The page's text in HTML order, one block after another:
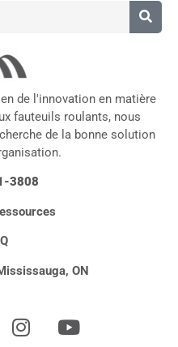
de l'innovation en matière
fauteuils roulants, nous
de la bonne solution
3808
ON